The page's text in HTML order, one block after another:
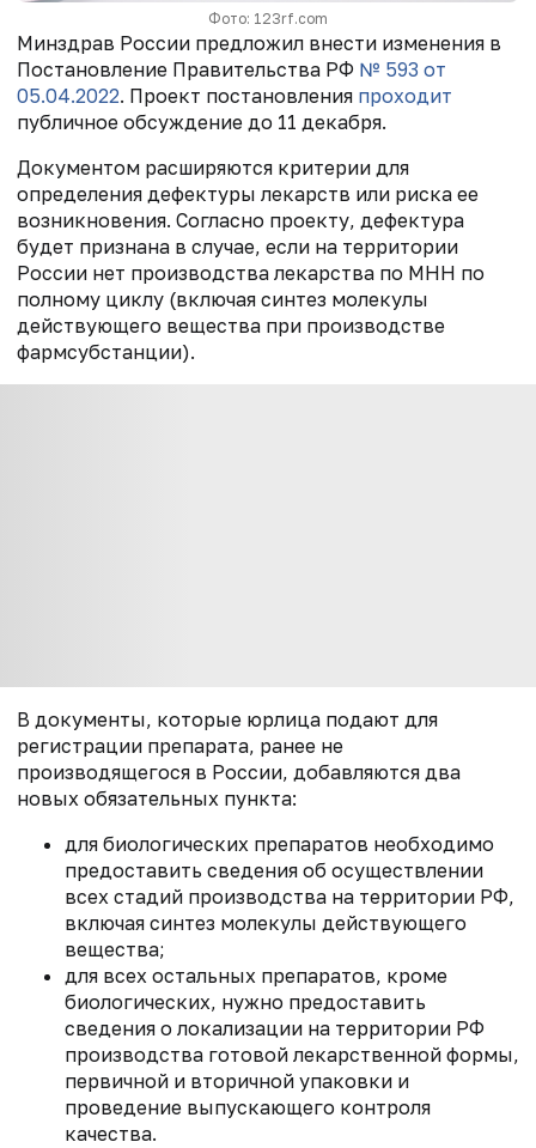
Фото: 123rf.com
Минздрав России предложил внести изменения в
Постановление Правительства РФ № 593 от
05.04.2022. Проект постановления проходит
публичное обсуждение до 11 декабря.
Документом расширяются критерии для
определения дефектуры лекарств или риска ее
возникновения. Согласно проекту, дефектура
будет признана в случае, если на территории
России нет производства лекарства по МНН по
полному циклу (включая синтез молекулы
действующего вещества при производстве
фармсубстанции).
В документы, которые юрлица подают для
регистрации препарата, ранее не
производящегося в России, добавляются два
новых обязательных пункта:
для биологических препаратов необходимо
предоставить сведения об осуществлении
всех стадий производства на территории РФ,
включая синтез молекулы действующего
вещества;
для всех остальных препаратов, кроме
биологических, нужно предоставить
сведения о локализации на территории РФ
производства готовой лекарственной формы,
первичной и вторичной упаковки и
проведение выпускающего контроля
качества.